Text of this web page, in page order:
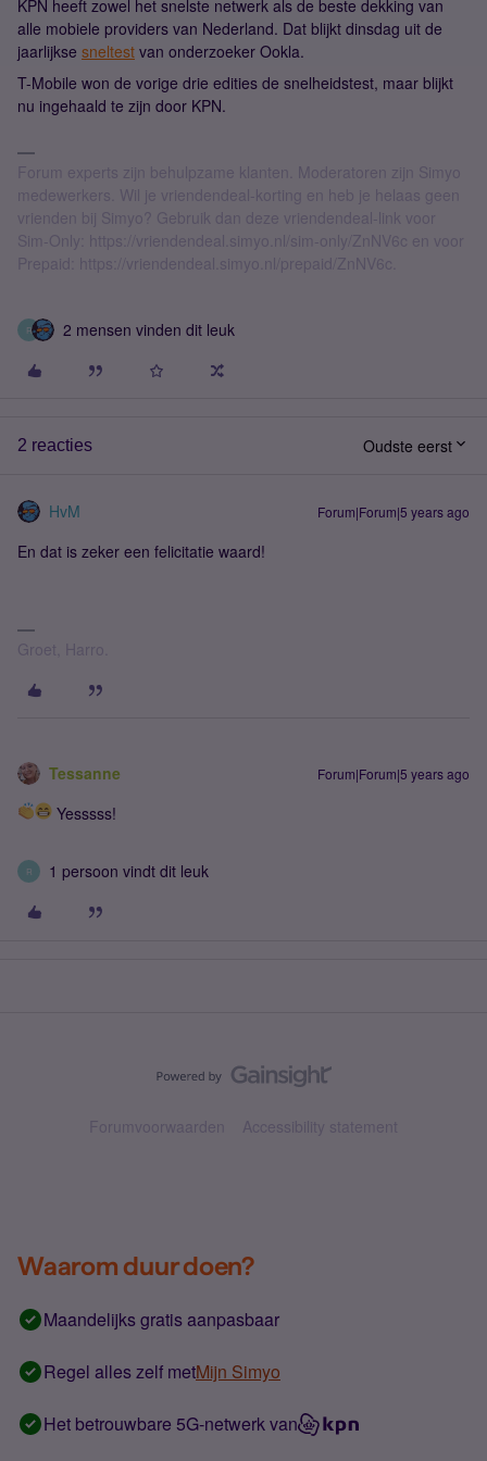
KPN heeft zowel het snelste netwerk als de beste dekking van
alle mobiele providers van Nederland. Dat blijkt dinsdag uit de
jaarlijkse sneltest van onderzoeker Ookla.
T-Mobile won de vorige drie edities de snelheidstest, maar blijkt
nu ingehaald te zijn door KPN.
Forum experts zijn behulpzame klanten. Moderatoren zijn Simyo
medewerkers. Wil je vriendendeal-korting en heb je helaas geen
vrienden bij Simyo? Gebruik dan deze vriendendeal-link voor
Sim-Only: https://vriendendeal.simyo.nl/sim-only/ZnNV6c en voor
Prepaid: https://vriendendeal.simyo.nl/prepaid/ZnNV6c.
R 2 mensen vinden dit leuk
2 reacties Oudste eerst
HvM Forum|Forum|5 years ago
En dat is zeker een felicitatie waard!
Groet, Harro.
Tessanne Forum|Forum|5 years ago
Yesssss!
R 1 persoon vindt dit leuk
Forumvoorwaarden Accessibility statement
Waarom duur doen?
Maandelijks gratis aanpasbaar
Regel alles zelf metMijn Simyo
Het betrouwbare 5G-netwerk van